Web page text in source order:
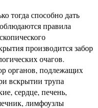
тогда способно дать
правила
производится забор
очагов.
органов, подлежащих
вскрытии трупа
сердце, печень,
лимфоузлы